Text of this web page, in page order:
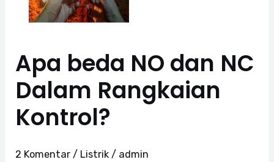
Apa beda NO dan NC
Dalam Rangkaian
Kontrol?
2 Komentar / Listrik / admin
Dalam